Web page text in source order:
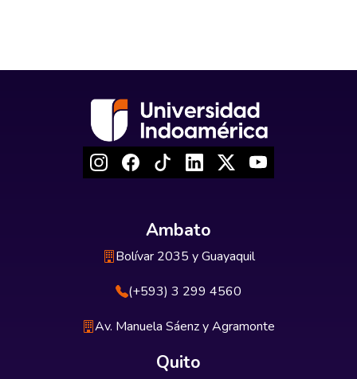
Ambato
Bolívar 2035 y Guayaquil
(+593) 3 299 4560
Av. Manuela Sáenz y Agramonte
Quito